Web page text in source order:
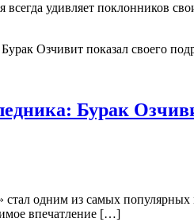
удивляет поклонников
Бурак
одним из самых
впечатление […]